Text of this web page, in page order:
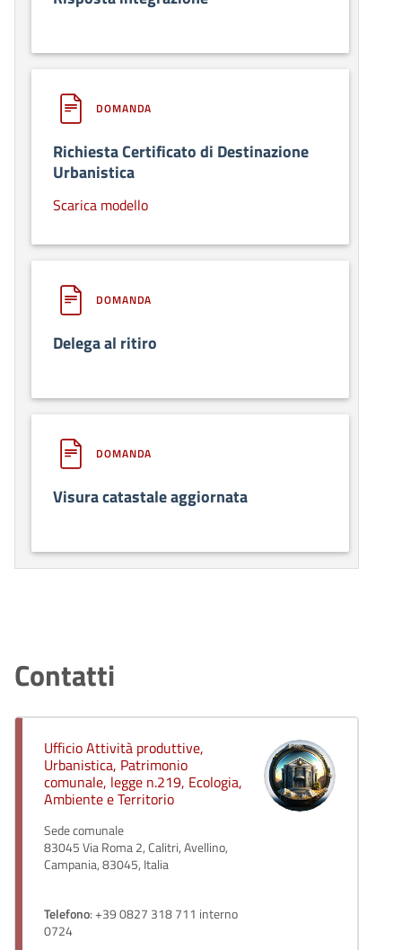
DOMANDA
Richiesta Certificato di Destinazione
Urbanistica
Scarica modello
DOMANDA
Delega al ritiro
DOMANDA
Visura catastale aggiornata
Contatti
Ufficio Attività produttive,
Urbanistica, Patrimonio
comunale, legge n.219, Ecologia,
Ambiente e Territorio
Sede comunale
83045 Via Roma 2, Calitri, Avellino,
Campania, 83045, Italia
Telefono: +39 0827 318 711 interno
0724